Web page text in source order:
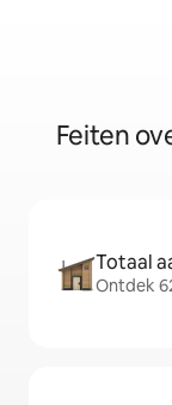
Feiten
Totaal
Ontdek